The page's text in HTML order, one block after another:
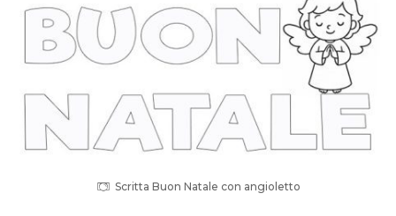
Scritta Buon Natale con angioletto